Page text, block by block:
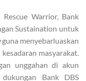
Rescue Warrior, Bank
Sustaination untuk
guna menyebarluaskan
masyarakat.
unggahan di akun
dukungan Bank DBS